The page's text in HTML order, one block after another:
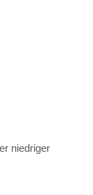
niedriger